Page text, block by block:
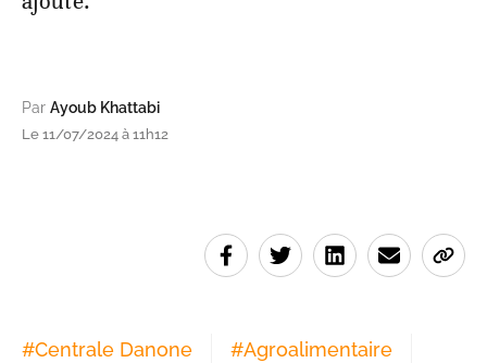
Par Ayoub Khattabi
Le 11/07/2024 à 11h12
#Centrale Danone #Agroalimentaire